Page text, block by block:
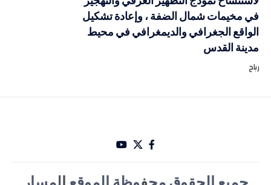
في مخيمات شمال الضفة ، وإعادة تشكيل
الواقع الجغرافي والديمغرافي في محيط
مدينة القدس
رباح